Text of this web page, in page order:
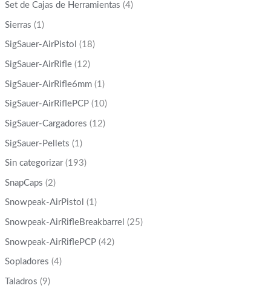
Set de Cajas de Herramientas (4)
Sierras (1)
SigSauer-AirPistol (18)
SigSauer-AirRifle (12)
SigSauer-AirRifle6mm (1)
SigSauer-AirRiflePCP (10)
SigSauer-Cargadores (12)
SigSauer-Pellets (1)
Sin categorizar (193)
SnapCaps (2)
Snowpeak-AirPistol (1)
Snowpeak-AirRifleBreakbarrel (25)
Snowpeak-AirRiflePCP (42)
Sopladores (4)
Taladros (9)